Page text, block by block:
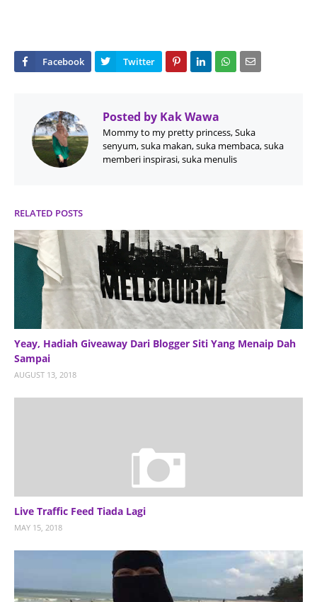
Posted by Kak Wawa
Mommy to my pretty princess, Suka
senyum, suka makan, suka membaca, suka
memberi inspirasi, suka menulis
RELATED POSTS
Yeay, Hadiah Giveaway Dari Blogger Siti Yang Menaip Dah
Sampai
AUGUST 13, 2018
Live Traffic Feed Tiada Lagi
MAY 15, 2018